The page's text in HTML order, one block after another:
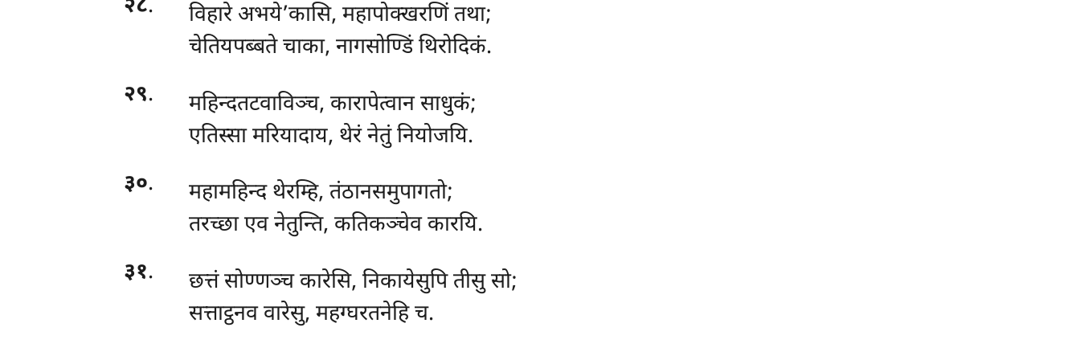
२८. विहारे अभये’कासि, महापोक्खरणिं तथा;
चेतियपब्बते चाका, नागसोण्डिं थिरोदिकं.
२९.
महिन्दतटवाविञ्च, कारापेत्वान साधुकं;
एतिस्सा मरियादाय, थेरं नेतुं नियोजयि.
३०.
महामहिन्द थेरम्हि, तंठानसमुपागतो;
तरच्छा एव नेतुन्ति, कतिकञ्चेव कारयि.
३१.
छत्तं सोण्णञ्च कारेसि, निकायेसुपि तीसु सो;
सत्ताट्ठनव वारेसु, महग्घरतनेहि च.